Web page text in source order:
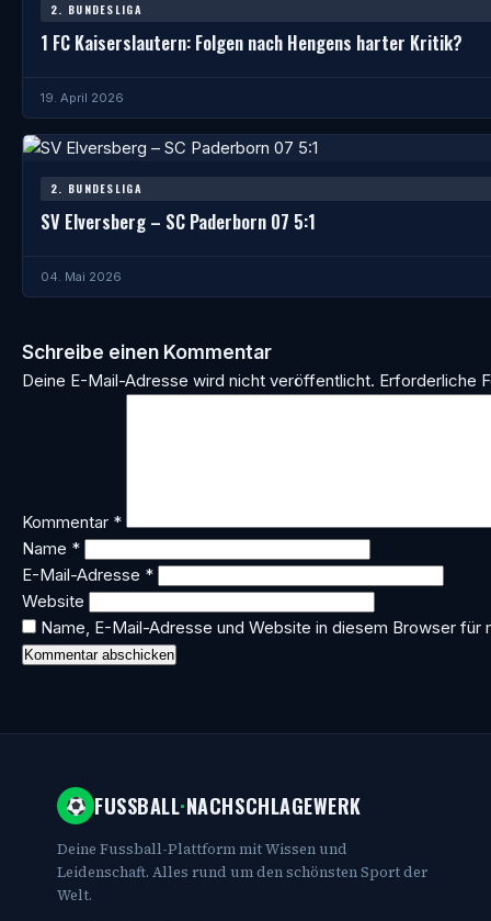
2. BUNDESLIGA
1 FC Kaiserslautern: Folgen nach Hengens harter Kritik?
19. April 2026
2. BUNDESLIGA
SV Elversberg – SC Paderborn 07 5:1
04. Mai 2026
Schreibe einen Kommentar
Deine E-Mail-Adresse wird nicht veröffentlicht. Erforderliche
Kommentar *
Name *
E-Mail-Adresse *
Website
Name, E-Mail-Adresse und Website in diesem Browser für
FUSSBALL·NACHSCHLAGEWERK
Deine Fussball-Plattform mit Wissen und
Leidenschaft. Alles rund um den schönsten Sport der
Welt.